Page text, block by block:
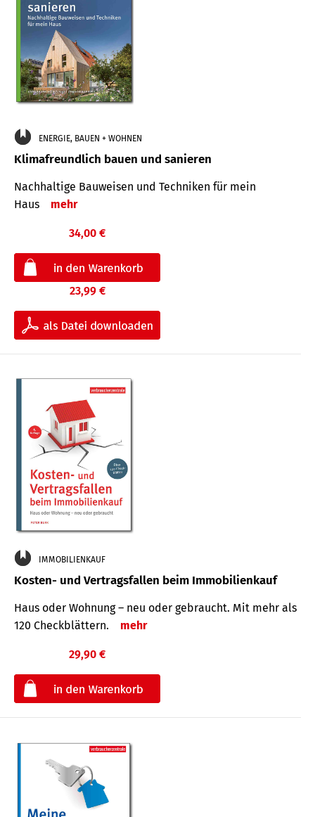
ENERGIE, BAUEN + WOHNEN
Klimafreundlich bauen und sanieren
Nachhaltige Bauweisen und Techniken für mein
Haus
mehr
34,00 €
23,99 €
IMMOBILIENKAUF
Kosten- und Vertragsfallen beim Immobilienkauf
Haus oder Wohnung – neu oder gebraucht. Mit mehr als
120 Check­blättern.
mehr
29,90 €